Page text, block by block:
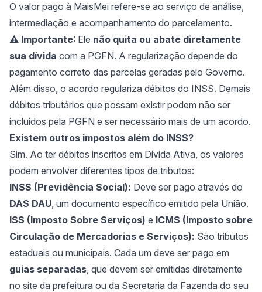
O valor pago à MaisMei refere-se ao serviço de análise,
intermediação e acompanhamento do parcelamento.
⚠️ Importante: Ele não quita ou abate diretamente
sua dívida com a PGFN. A regularização depende do
pagamento correto das parcelas geradas pelo Governo.
Além disso, o acordo regulariza débitos do INSS. Demais
débitos tributários que possam existir podem não ser
incluídos pela PGFN e ser necessário mais de um acordo.
Existem outros impostos além do INSS?
Sim. Ao ter débitos inscritos em Dívida Ativa, os valores
podem envolver diferentes tipos de tributos:
INSS (Previdência Social): Deve ser pago através do
DAS DAU, um documento específico emitido pela União.
ISS (Imposto Sobre Serviços) e ICMS (Imposto sobre
Circulação de Mercadorias e Serviços): São tributos
estaduais ou municipais. Cada um deve ser pago em
guias separadas, que devem ser emitidas diretamente
no site da prefeitura ou da Secretaria da Fazenda do seu